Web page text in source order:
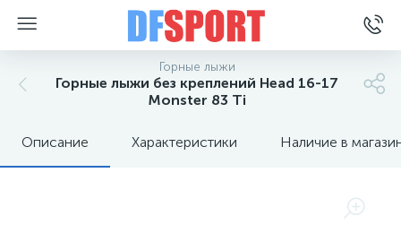
Горные лыжи
Горные лыжи без креплений Head 16-17
Monster 83 Ti
Описание Характеристики Наличие в